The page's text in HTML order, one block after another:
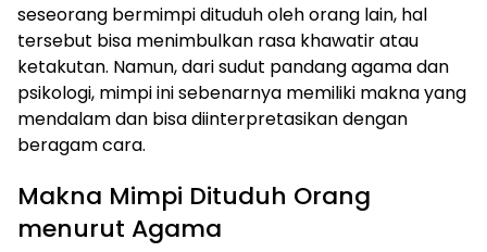
seseorang bermimpi dituduh oleh orang lain, hal
tersebut bisa menimbulkan rasa khawatir atau
ketakutan. Namun, dari sudut pandang agama dan
psikologi, mimpi ini sebenarnya memiliki makna yang
mendalam dan bisa diinterpretasikan dengan
beragam cara.
Makna Mimpi Dituduh Orang
menurut Agama